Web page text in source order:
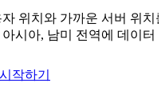
위치와 가까운 서버 위치
시아, 남미 전역에 데이터
시작하기